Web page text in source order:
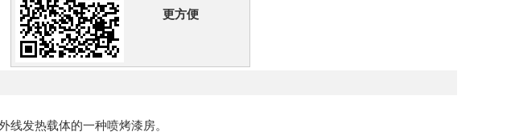
更方便
线发热载体的一种喷烤漆房。